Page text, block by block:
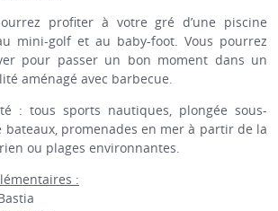
profiter à votre gré d’une piscine
mini-golf et au baby-foot. Vous pourrez
pour passer un bon moment dans un
aménagé avec barbecue.
: tous sports nautiques, plongée sous-
bateaux, promenades en mer à partir de la
ou plages environnantes.
: